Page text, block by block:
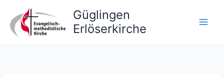
Inhalt
springen
Güglingen
Erlöserkirche